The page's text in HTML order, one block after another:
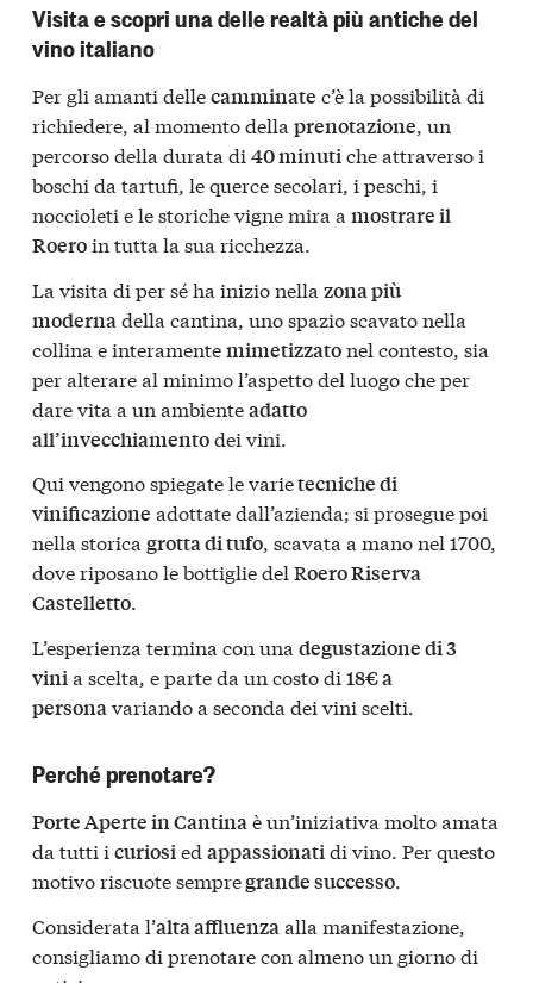
Visita e scopri una delle realtà più antiche del
vino italiano
Per gli amanti dellecamminate c’è la possibilità di
richiedere, al momento della prenotazione, un
percorso della durata di 40 minutiche attraverso i
boschi da tartufi, le querce secolari, i peschi, i
noccioleti e le storiche vigne mira a mostrare il
Roeroin tutta la sua ricchezza.
La visita di per sé ha inizio nella zona più
modernadella cantina, uno spazio scavato nella
collina e interamentemimetizzatonel contesto, sia
per alterare al minimo l’aspetto del luogo che per
dare vita a un ambienteadatto
all’invecchiamentodei vini.
Qui vengono spiegate le varietecniche di
vinificazione adottate dall’azienda; si prosegue poi
nella storica grotta di tufo, scavata a mano nel 1700,
dove riposano le bottiglie del Roero Riserva
Castelletto.
L’esperienza termina con una degustazione di 3
vinia scelta, e parte da un costo di 18€ a
personavariando a seconda dei vini scelti.
Perché prenotare?
Porte Aperte in Cantinaè un’iniziativa molto amata
da tutti i curiosied appassionatidi vino. Per questo
motivo riscuote sempregrande successo.
Considerata l’alta affluenzaalla manifestazione,
consigliamo di prenotare con almeno un giorno di